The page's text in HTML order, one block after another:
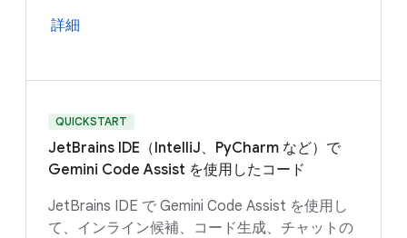
詳細
QUICKSTART
JetBrains IDE（IntelliJ、PyCharm など）で
Gemini Code Assist を使用したコード
JetBrains IDE で Gemini Code Assist を使用し
て、インライン候補、コード生成、チャットの